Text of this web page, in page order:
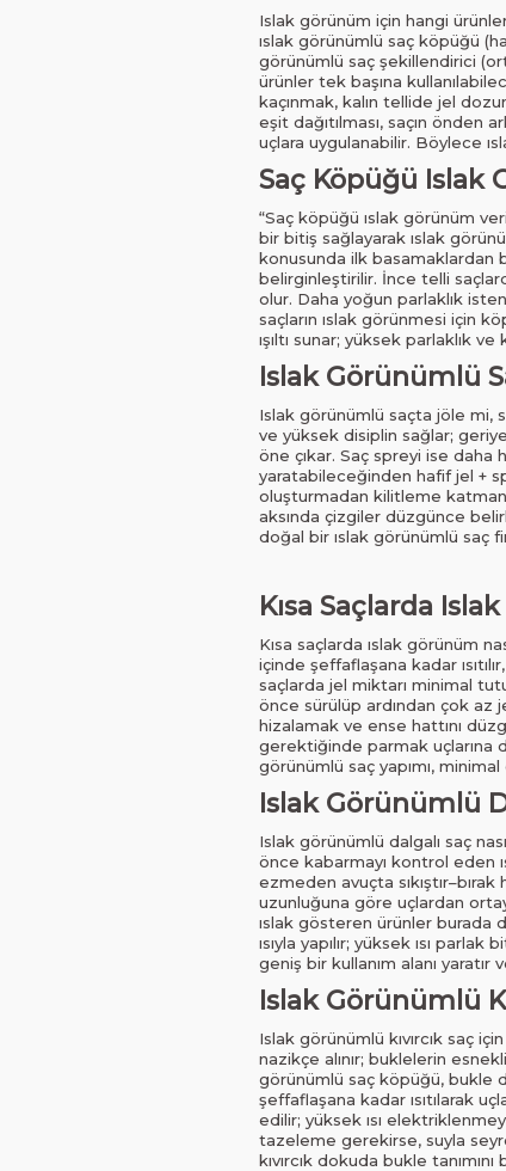
Islak görünüm için hangi
ıslak görünümlü saç köpüğü
görünümlü saç şekillendirici
ürünler tek başına
kaçınmak, kalın tellide jel
eşit dağıtılması, saçın önden
uçlara uygulanabilir. Böylece
Saç Köpüğü Islak
“Saç köpüğü ıslak görünüm
bir bitiş sağlayarak ıslak
konusunda ilk basamaklardan
belirginleştirilir. İnce telli
olur. Daha yoğun parlaklık
saçların ıslak görünmesi için
ışıltı sunar; yüksek parlaklık
Islak Görünümlü
Islak görünümlü saçta jöle mi,
ve yüksek disiplin sağlar;
öne çıkar. Saç spreyi ise daha
yaratabileceğinden hafif jel +
oluşturmadan kilitleme
aksında çizgiler düzgünce
doğal bir ıslak görünümlü saç
Kısa Saçlarda
Kısa saçlarda ıslak görünüm
içinde şeffaflaşana kadar
saçlarda jel miktarı minimal
önce sürülüp ardından çok az
hizalamak ve ense hattını
gerektiğinde parmak uçlarına
görünümlü saç yapımı,
Islak Görünümlü
Islak görünümlü dalgalı saç
önce kabarmayı kontrol eden
ezmeden avuçta
uzunluğuna göre uçlardan
ıslak gösteren ürünler burada
ısıyla yapılır; yüksek ısı
geniş bir kullanım alanı
Islak Görünümlü
Islak görünümlü kıvırcık saç
nazikçe alınır; buklelerin
görünümlü saç köpüğü, bukle
şeffaflaşana kadar ısıtılarak
edilir; yüksek ısı
tazeleme gerekirse, suyla
kıvırcık dokuda bukle